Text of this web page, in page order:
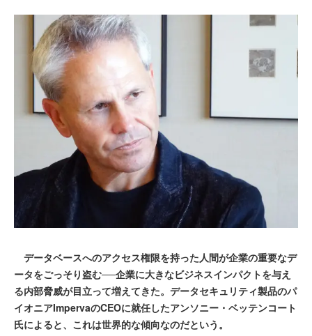
データベースへのアクセス権限を持った人間が企業の重要なデ
ータをごっそり盗む──企業に大きなビジネスインパクトを与え
る内部脅威が目立って増えてきた。データセキュリティ製品のパ
イオニアImpervaのCEOに就任したアンソニー・ベッテンコート
氏によると、これは世界的な傾向なのだという。